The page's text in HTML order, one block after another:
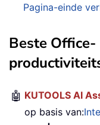
Pagina-einde
Beste Office-
🤖 KUTOOLS AI
op basis van: